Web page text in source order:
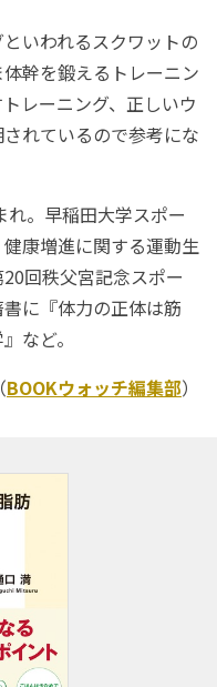
いわれるスクワットの
幹を鍛えるトレーニン
レーニング、正しいウ
れているので参考にな
。早稲田大学スポー
康増進に関する運動生
回秩父宮記念スポー
に『体力の正体は筋
など。
（BOOKウォッチ編集部）